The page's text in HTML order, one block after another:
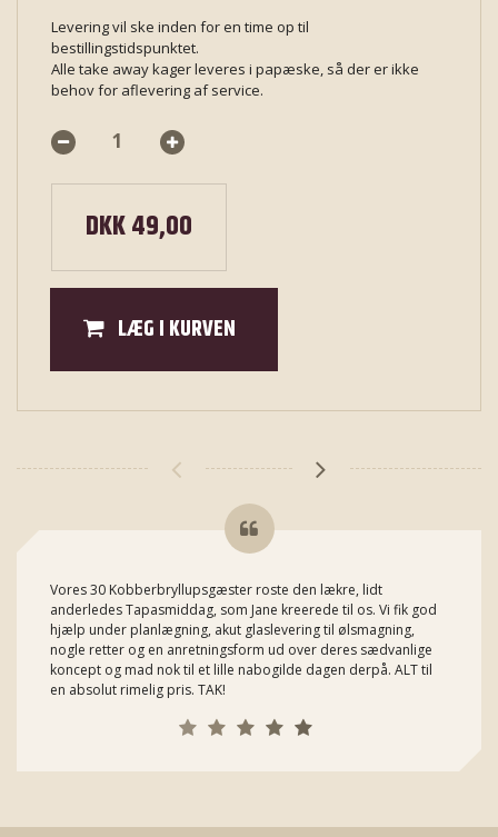
Levering vil ske inden for en time op til
bestillingstidspunktet.
Alle take away kager leveres i papæske, så der er ikke
behov for aflevering af service.
DKK 49,00
LÆG I KURVEN
Vores 30 Kobberbryllupsgæster roste den lækre, lidt
anderledes Tapasmiddag, som Jane kreerede til os. Vi fik god
hjælp under planlægning, akut glaslevering til ølsmagning,
nogle retter og en anretningsform ud over deres sædvanlige
koncept og mad nok til et lille nabogilde dagen derpå. ALT til
en absolut rimelig pris. TAK!